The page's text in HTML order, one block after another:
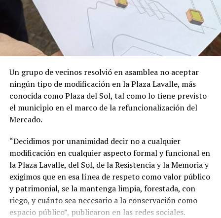
National Academy of Sciences)
una de las revistas
científicas de mayor prestigio internacional. Editada por
la Academia Nacional de Ciencias de los Estados Unidos,
suele incluir investigaciones de alto impacto y ubicadas
Un grupo de vecinos resolvió en asamblea no aceptar
ningún tipo de modificación en la Plaza Lavalle, más
conocida como Plaza del Sol, tal como lo tiene previsto
el municipio en el marco de la refuncionalización del
Mercado.
“Decidimos por unanimidad decir no a cualquier
modificación en cualquier aspecto formal y funcional en
la Plaza Lavalle, del Sol, de la Resistencia y la Memoria y
exigimos que en esa línea de respeto como valor público
y patrimonial, se la mantenga limpia, forestada, con
riego, y cuánto sea necesario a la conservación como
espacio público”, publicaron en las redes sociales.